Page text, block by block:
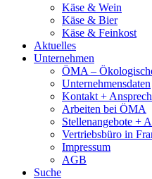
Käse & Wein
Käse & Bier
Käse & Feinkost
Aktuelles
Unternehmen
ÖMA –
Unternehmensdaten
Kontakt +
Arbeiten bei ÖMA
Stellenangebote +
Vertriebsbüro in
Impressum
AGB
Suche